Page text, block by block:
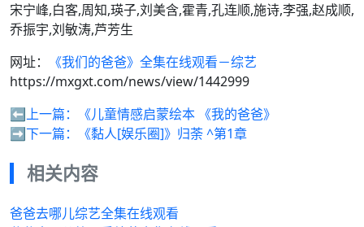
宋宁峰,白客,周知,瑛子,刘美含,霍青,孔连顺,施诗,李强,赵成顺,
乔振宇,刘敏涛,芦芳生
网址：
《我们的爸爸》全集在线观看－综艺
https://mxgxt.com/news/view/1442999
⬅️上一篇：
《儿童情感启蒙绘本 《我的爸爸》
➡️下一篇：
《黏人[娱乐圈]》归荼 ^第1章
相关内容
爸爸去哪儿综艺全集在线观看